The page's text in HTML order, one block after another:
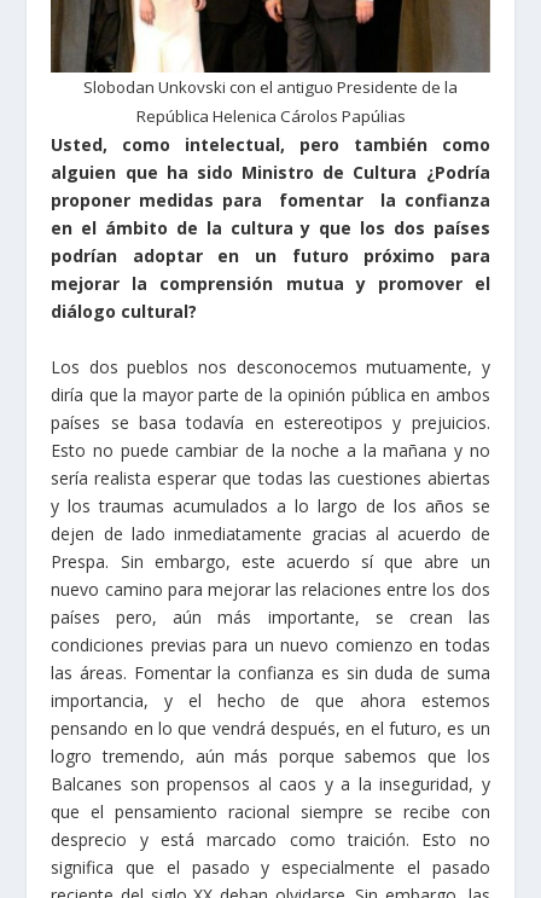
Slobodan Unkovski con el antiguo Presidente de la
República Helenica Cárolos Papúlias
Usted, como intelectual, pero también como
alguien que ha sido Ministro de Cultura ¿Podría
proponer medidas para fomentar la confianza
en el ámbito de la cultura y que los dos países
podrían adoptar en un futuro próximo para
mejorar la comprensión mutua y promover el
diálogo cultural?
Los dos pueblos nos desconocemos mutuamente, y
diría que la mayor parte de la opinión pública en ambos
países se basa todavía en estereotipos y prejuicios.
Esto no puede cambiar de la noche a la mañana y no
sería realista esperar que todas las cuestiones abiertas
y los traumas acumulados a lo largo de los años se
dejen de lado inmediatamente gracias al acuerdo de
Prespa. Sin embargo, este acuerdo sí que abre un
nuevo camino para mejorar las relaciones entre los dos
países pero, aún más importante, se crean las
condiciones previas para un nuevo comienzo en todas
las áreas. Fomentar la confianza es sin duda de suma
importancia, y el hecho de que ahora estemos
pensando en lo que vendrá después, en el futuro, es un
logro tremendo, aún más porque sabemos que los
Balcanes son propensos al caos y a la inseguridad, y
que el pensamiento racional siempre se recibe con
desprecio y está marcado como traición. Esto no
significa que el pasado y especialmente el pasado